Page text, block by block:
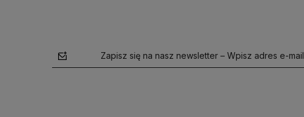
Zapisz się na nasz newsletter – Wpisz adres e-mail